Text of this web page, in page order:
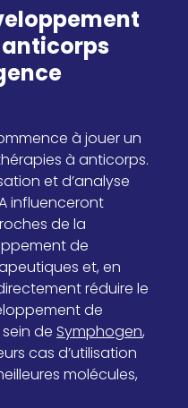
à jouer un
à anticorps.
et d’analyse
influenceront
de la
de
et, en
réduire le
de
de Symphogen,
cas d’utilisation
molécules,